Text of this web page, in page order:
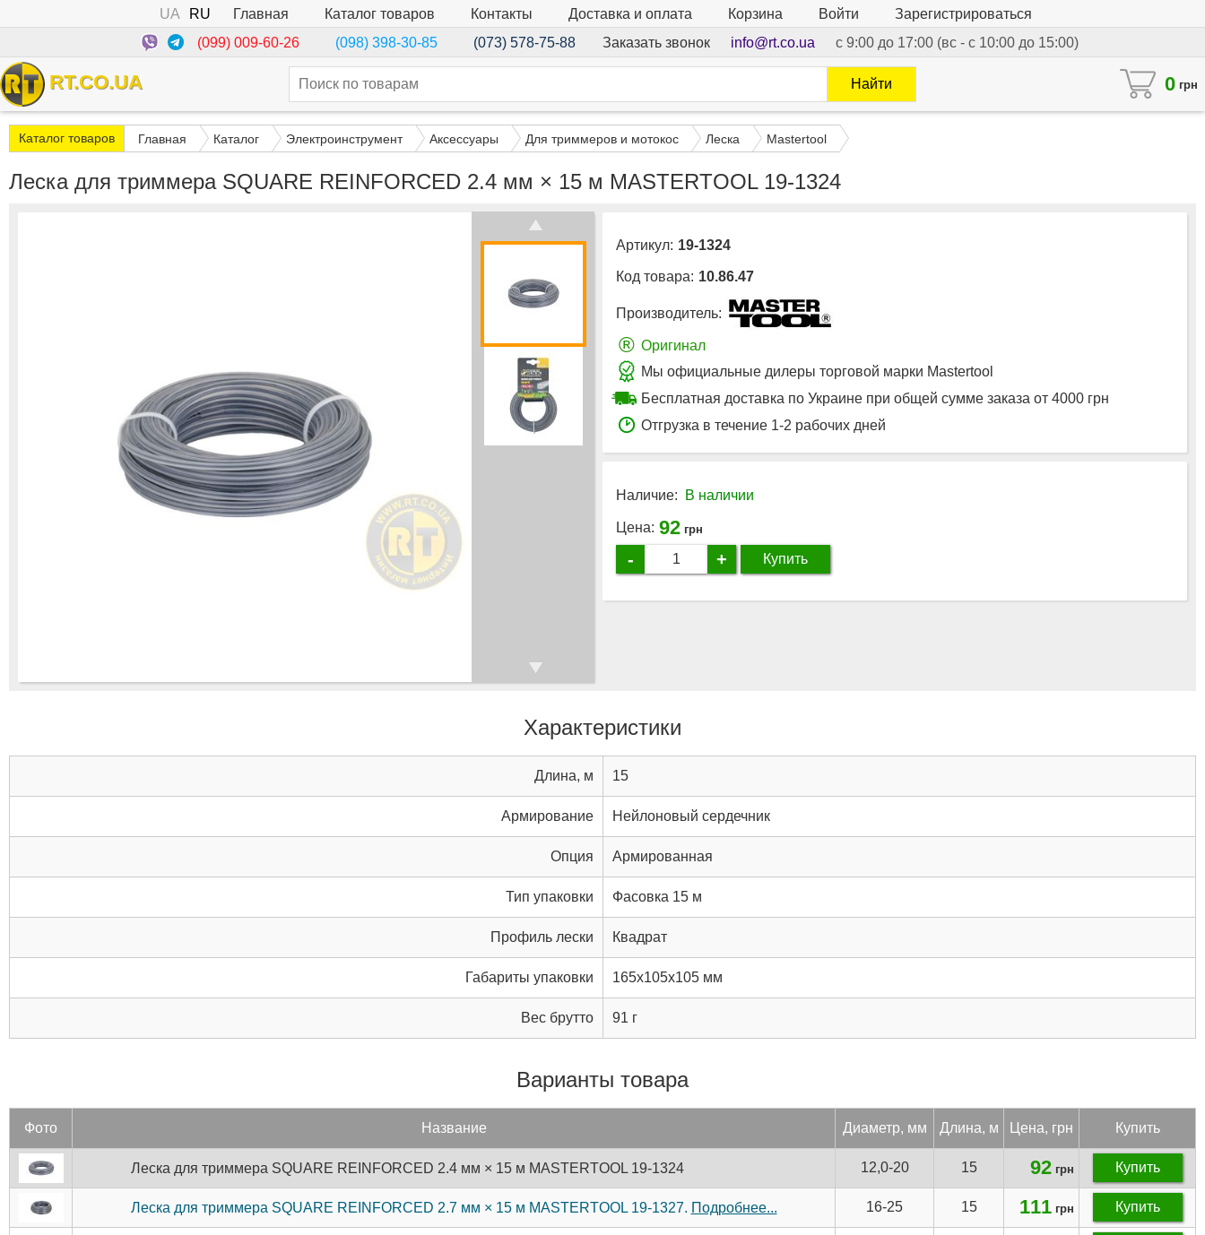
UA RU Главная Каталог товаров Контакты Доставка и оплата Корзина Войти
Зарегистрироваться
(099) 009-60-26
(098) 398-30-85 (073) 578-75-88 Заказать звонок info@rt.co.ua с 9:00 до 17:00 (вс - с 10:00 до 15:00)
RT.CO.UA 0 грн
Найти
Каталог товаров Главная Каталог Электроинструмент Аксессуары Для триммеров и мотокос Леска Mastertool
Леска для триммера SQUARE REINFORCED 2.4 мм × 15 м MASTERTOOL 19-1324
Артикул: 19-1324
Код товара: 10.86.47
Производитель:
® Оригинал
Мы официальные дилеры торговой марки Mastertool
Бесплатная доставка по Украине при общей сумме заказа от 4000 грн
Отгрузка в течение 1-2 рабочих дней
Наличие: В наличии
Цена: 92 грн
- + Купить
Характеристики
Длина, м 15
Армирование Нейлоновый сердечник
Опция Армированная
Тип упаковки Фасовка 15 м
Профиль лески Квадрат
Габариты упаковки 165x105x105 мм
Вес брутто 91 г
Варианты товара
Фото Название Ди­аметр, мм Дли­на, м Цена, грн Купить
Леска для триммера SQUARE REINFORCED 2.4 мм × 15 м MASTERTOOL 19-1324 12,0-20 15 92 грн Купить
Леска для триммера SQUARE REINFORCED 2.7 мм × 15 м MASTERTOOL 19-1327. Подробнее... 16-25 15 111 грн Купить